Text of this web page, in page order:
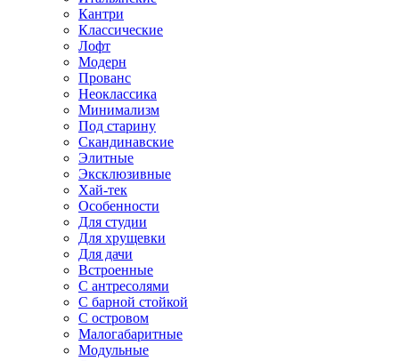
Кантри
Классические
Лофт
Модерн
Прованс
Неоклассика
Минимализм
Под старину
Скандинавские
Элитные
Эксклюзивные
Хай-тек
Особенности
Для студии
Для хрущевки
Для дачи
Встроенные
С антресолями
С барной стойкой
С островом
Малогабаритные
Модульные